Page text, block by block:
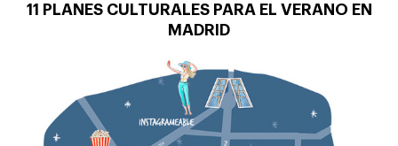
11 PLANES CULTURALES PARA EL VERANO EN
MADRID